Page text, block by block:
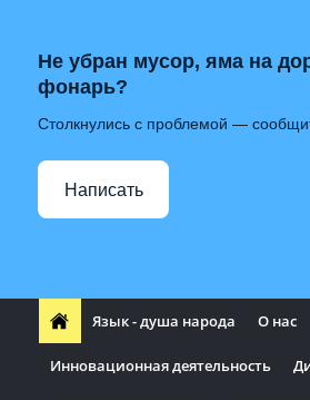
Не убран мусор, яма на
фонарь?
Столкнулись с проблемой —
Написать
Язык - душа народа О нас
Инновационная деятельность